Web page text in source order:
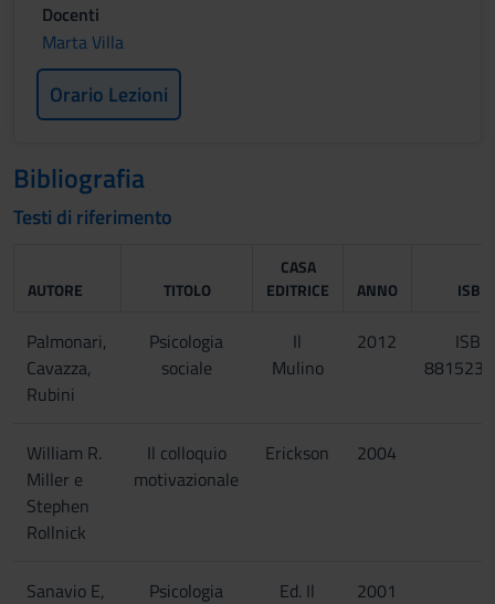
Docenti
Marta Villa
Orario Lezioni
Bibliografia
Testi di riferimento
AUTORE TITOLO
CASA
EDITRICE
ANNO ISBN
Palmonari,
Cavazza,
Rubini
Psicologia
sociale
Il
Mulino
2012
ISBN
William R.
Miller e
Stephen
Rollnick
Il colloquio
motivazionale
Erickson 2004
Sanavio E,
Psicologia
Ed. Il
2001